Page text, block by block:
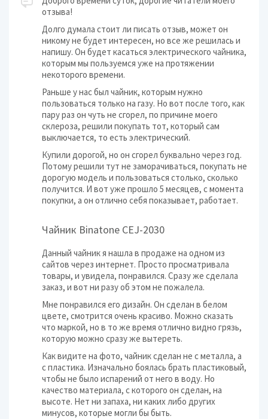
отзыва!
Долго думала стоит ли писать отзыв, может он
никому не будет интересен, но все же решилась и
напишу. Он будет касаться электрического чайника,
которым мы пользуемся уже на протяжении
некоторого времени.
Раньше у нас был чайник, которым нужно
пользоваться только на газу. Но вот после того, как
пару раз он чуть не сгорел, по причине моего
склероза, решили покупать тот, который сам
выключается, то есть электрический.
Купили дорогой, но он сгорел буквально через год.
Потому решили тут не заморачиваться, покупать не
дорогую модель и пользоваться столько, сколько
получится. И вот уже прошло 5 месяцев, с момента
покупки, а он отлично себя показывает, работает.
Чайник Binatone CEJ-2030
Данный чайник я нашла в продаже на одном из
сайтов через интернет. Просто просматривала
товары, и увидела, понравился. Сразу же сделала
заказ, и вот ни разу об этом не пожалела.
Мне понравился его дизайн. Он сделан в белом
цвете, смотрится очень красиво. Можно сказать
что маркой, но в то же время отлично видно грязь,
которую можно сразу же вытереть.
Как видите на фото, чайник сделан не с металла, а
с пластика. Изначально боялась брать пластиковый,
чтобы не было испарений от него в воду. Но
качество материала, с которого он сделан, на
высоте. Нет ни запаха, ни каких либо других
минусов, которые могли бы быть.